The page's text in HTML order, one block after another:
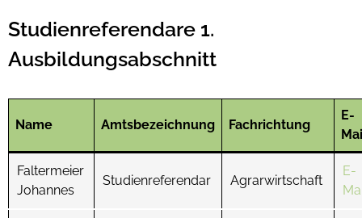
Studienreferendare 1.
Ausbildungsabschnitt
Name Amtsbezeichnung Fachrichtung
E-
Faltermeier
Johannes
Studienreferendar Agrarwirtschaft
E-